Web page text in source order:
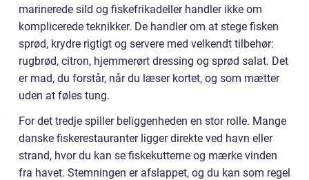
marinerede sild og fiskefrikadeller handler ikke om
komplicerede teknikker. De handler om at stege fisken
sprød, krydre rigtigt og servere med velkendt tilbehør:
rugbrød, citron, hjemmerørt dressing og sprød salat. Det
er mad, du forstår, når du læser kortet, og som mætter
uden at føles tung.
For det tredje spiller beliggenheden en stor rolle. Mange
danske fiskerestauranter ligger direkte ved havn eller
strand, hvor du kan se fiskekutterne og mærke vinden
fra havet. Stemningen er afslappet, og du kan som regel